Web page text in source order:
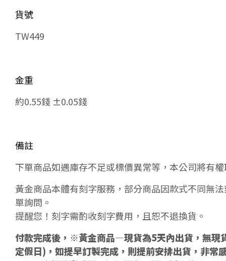
貨號
TW449
金重
約0.55錢 ±0.05錢
備註
下單商品如遇庫存不足或標價異常等，本公司將有
黃金商品本體有刻字服務，部分商品因款式不同無
單詢問。
提醒您！刻字需酌收刻字費用，且恕不退換貨。
付款完成後，※黃金商品—現貨為5天內出貨，無現
定假日)，如提早訂製完成，則提前安排出貨，非常